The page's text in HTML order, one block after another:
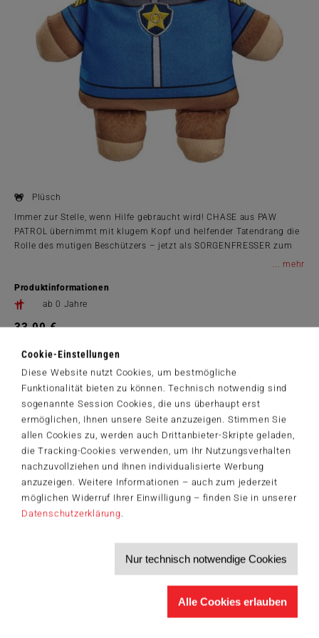
Cookie-Einstellungen
Diese Website nutzt Cookies, um bestmögliche
Funktionalität bieten zu können. Technisch notwendig sind
sogenannte Session Cookies, die uns überhaupt erst
ermöglichen, Ihnen unsere Seite anzuzeigen. Stimmen Sie
allen Cookies zu, werden auch Drittanbieter-Skripte geladen,
die Tracking-Cookies verwenden, um Ihr Nutzungsverhalten
nachzuvollziehen und Ihnen individualisierte Werbung
anzuzeigen. Weitere Informationen – auch zum jederzeit
möglichen Widerruf Ihrer Einwilligung – finden Sie in unserer
Datenschutzerklärung.
Nur technisch notwendige Cookies
Alle Cookies erlauben
Plüsch
Immer zur Stelle, wenn Hilfe gebraucht wird! CHASE aus PAW
PATROL übernimmt mit klugem Kopf und helfender Tatendrang die
Rolle des mutigen Beschützers – jetzt als SORGENFRESSER zum
...
Produktinformationen
ab 0 Jahre
33,99 €
© 2025 Helle Freude GmbH & Co. KG © 2025 & TM Spin Master Ltd.
All rights reserved.
Der Schmidt-Spiele-Newsletter
Jetzt anmelden und 5€ Willkommensrabatt sichern
Bleiben Sie auf dem Laufenden zu Neuheiten, Trends und aktuellen
Themen rund um Schmidt
Service-Informationen, z.B. zur Ersatzteilversorgung